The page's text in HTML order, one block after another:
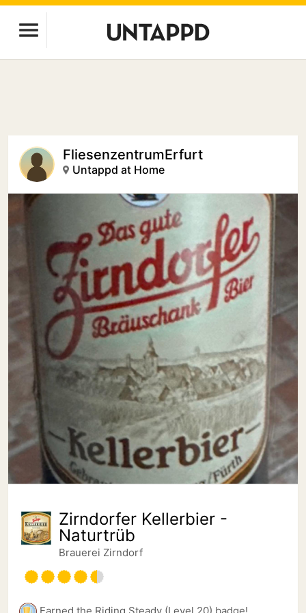
FliesenzentrumErfurt
Untappd at Home
Zirndorfer Kellerbier -
Naturtrüb
Brauerei Zirndorf